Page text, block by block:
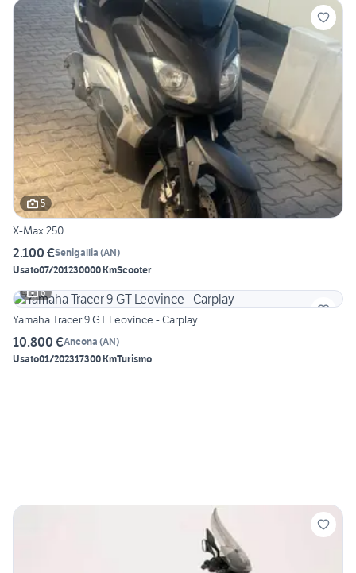
5
X-Max 250
2.100 €Senigallia (AN)
Usato07/201230000 KmScooter
6
Yamaha Tracer 9 GT Leovince - Carplay
10.800 €Ancona (AN)
Usato01/202317300 KmTurismo